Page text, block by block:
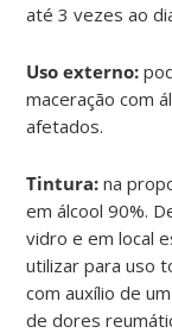
até 3 vezes ao
Uso externo:
maceração com
afetados.
Tintura: na
em álcool 90%.
vidro e em local
utilizar para uso
com auxílio de
de dores